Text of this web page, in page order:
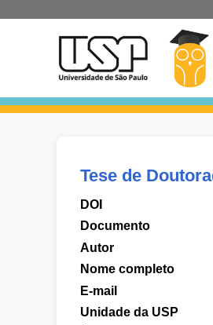
Tese de
DOI
Documento
Autor
Nome completo
E-mail
Unidade da USP